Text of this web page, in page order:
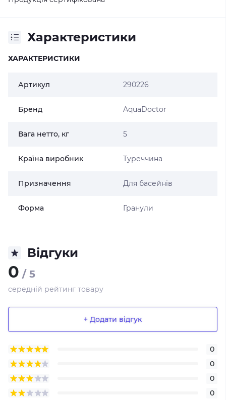
Характеристики
ХАРАКТЕРИСТИКИ
Артикул 290226
Бренд AquaDoctor
Вага нетто, кг 5
Країна виробник Туреччина
Призначення Для басейнів
Форма Гранули
Відгуки
0 / 5
середній рейтинг товару
+ Додати відгук
0
0
0
0